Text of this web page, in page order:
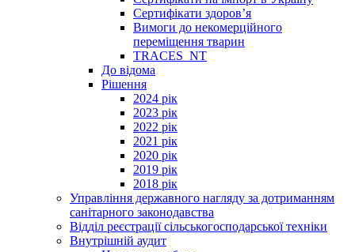
Сертифікати здоров’я
Вимоги до некомерційного
переміщення тварин
TRACES_NT
До відома
Рішення
2024 рік
2023 рік
2022 рік
2021 рік
2020 рік
2019 рік
2018 рік
Управління державного нагляду за дотриманням
санітарного законодавства
Відділ реєстрації сільськогосподарської техніки
Внутрішній аудит